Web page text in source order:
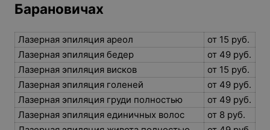
Барановичах
Лазерная эпиляция ареол
от 15 руб.
Лазерная эпиляция бедер
от 49 руб.
Лазерная эпиляция висков
от 15 руб.
Лазерная эпиляция голеней
от 49 руб.
Лазерная эпиляция груди полностью
от 49 руб.
Лазерная эпиляция единичных волос
от 8 руб.